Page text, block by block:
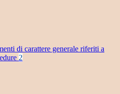
di carattere generale riferiti a
2